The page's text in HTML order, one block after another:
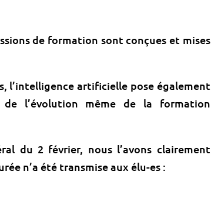
de formation sont conçues et mises
l’intelligence artificielle pose également
l’évolution même de la formation
du 2 février, nous l’avons clairement
n’a été transmise aux élu-es :